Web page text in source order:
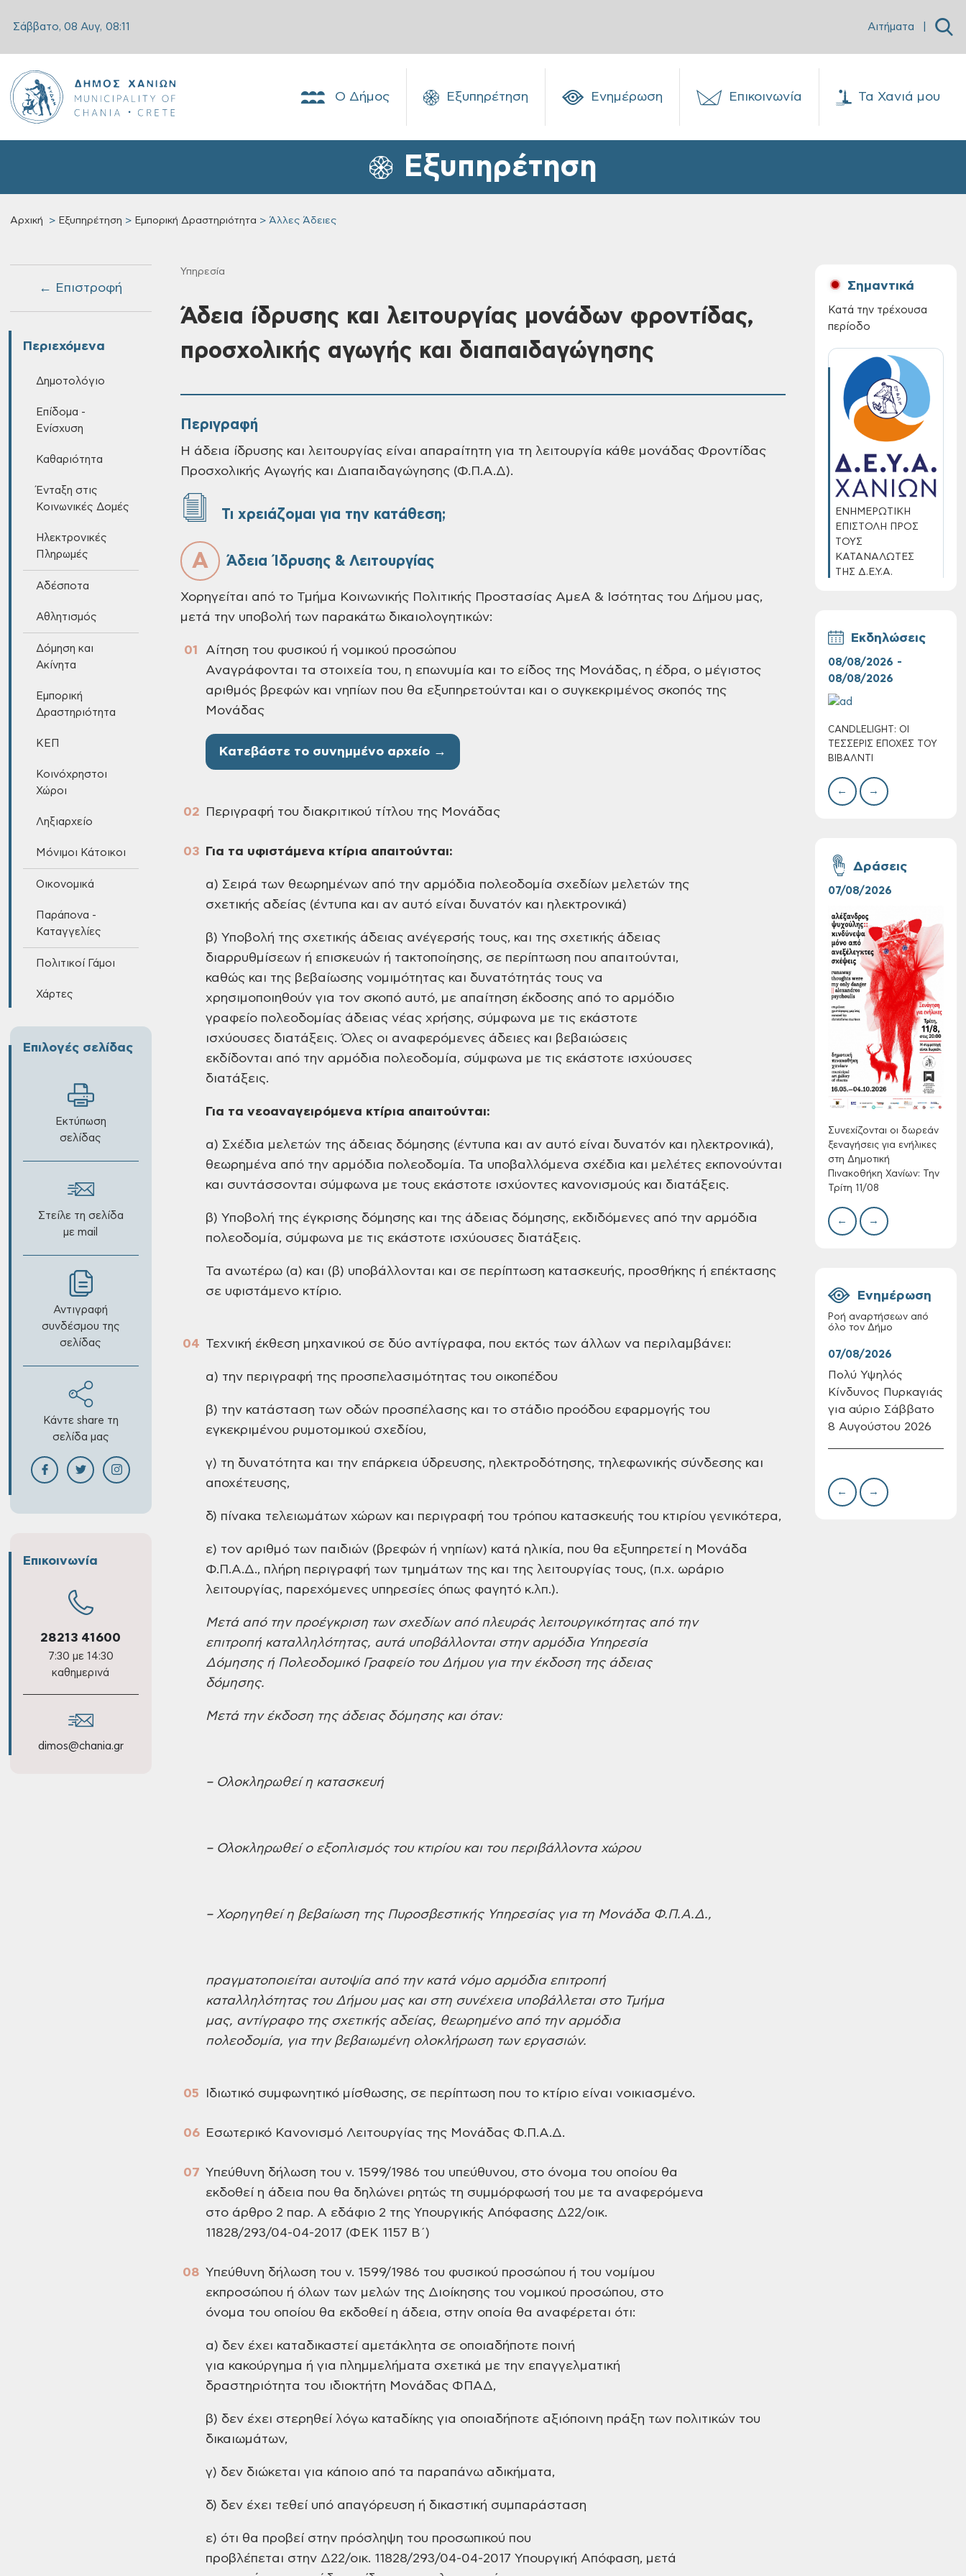
Σάββατο, 08 Αυγ, 08:11 Αιτήματα
Ο Δήμος Εξυπηρέτηση Ενημέρωση Επικοινωνία Τα Χανιά μου
Εξυπηρέτηση
Αρχική Εξυπηρέτηση Εμπορική Δραστηριότητα Άλλες Άδειες
← Επιστροφή
Περιεχόμενα
Δημοτολόγιο
Επίδομα -
Ενίσχυση
Καθαριότητα
Ένταξη στις
Κοινωνικές Δομές
Ηλεκτρονικές
Πληρωμές
Αδέσποτα
Αθλητισμός
Δόμηση και
Ακίνητα
Εμπορική
Δραστηριότητα
ΚΕΠ
Κοινόχρηστοι
Χώροι
Ληξιαρχείο
Μόνιμοι Κάτοικοι
Οικονομικά
Παράπονα -
Καταγγελίες
Πολιτικοί Γάμοι
Χάρτες
Επιλογές σελίδας
Εκτύπωση
σελίδας
Στείλε τη σελίδα
με mail
Αντιγραφή
συνδέσμου της
σελίδας
Κάντε share τη
σελίδα μας
Επικοινωνία
28213 41600
7:30 με 14:30
καθημερινά
dimos@chania.gr
Υπηρεσία
Άδεια ίδρυσης και λειτουργίας μονάδων φροντίδας,
προσχολικής αγωγής και διαπαιδαγώγησης
Περιγραφή
Η άδεια ίδρυσης και λειτουργίας είναι απαραίτητη για τη λειτουργία κάθε μονάδας Φροντίδας
Προσχολικής Αγωγής και Διαπαιδαγώγησης (Φ.Π.Α.Δ).
Τι χρειάζομαι για την κατάθεση;
Α Άδεια Ίδρυσης & Λειτουργίας
Χορηγείται από το Τμήμα Κοινωνικής Πολιτικής Προστασίας ΑμεΑ & Ισότητας του Δήμου μας,
μετά την υποβολή των παρακάτω δικαιολογητικών:
Αίτηση του φυσικού ή νομικού προσώπου
Αναγράφονται τα στοιχεία του, η επωνυμία και το είδος της Μονάδας, η έδρα, ο μέγιστος
αριθμός βρεφών και νηπίων που θα εξυπηρετούνται και ο συγκεκριμένος σκοπός της
Μονάδας
Κατεβάστε το συνημμένο αρχείο →
Περιγραφή του διακριτικού τίτλου της Μονάδας
Για τα υφιστάμενα κτίρια απαιτούνται:
α) Σειρά των θεωρημένων από την αρμόδια πολεοδομία σχεδίων μελετών της
σχετικής αδείας (έντυπα και αν αυτό είναι δυνατόν και ηλεκτρονικά)
β) Υποβολή της σχετικής άδειας ανέγερσής τους, και της σχετικής άδειας
διαρρυθμίσεων ή επισκευών ή τακτοποίησης, σε περίπτωση που απαιτούνται,
καθώς και της βεβαίωσης νομιμότητας και δυνατότητάς τους να
χρησιμοποιηθούν για τον σκοπό αυτό, με απαίτηση έκδοσης από το αρμόδιο
γραφείο πολεοδομίας άδειας νέας χρήσης, σύμφωνα με τις εκάστοτε
ισχύουσες διατάξεις. Όλες οι αναφερόμενες άδειες και βεβαιώσεις
εκδίδονται από την αρμόδια πολεοδομία, σύμφωνα με τις εκάστοτε ισχύουσες
διατάξεις.
Για τα νεοαναγειρόμενα κτίρια απαιτούνται:
α) Σχέδια μελετών της άδειας δόμησης (έντυπα και αν αυτό είναι δυνατόν και ηλεκτρονικά),
θεωρημένα από την αρμόδια πολεοδομία. Τα υποβαλλόμενα σχέδια και μελέτες εκπονούνται
και συντάσσονται σύμφωνα με τους εκάστοτε ισχύοντες κανονισμούς και διατάξεις.
β) Υποβολή της έγκρισης δόμησης και της άδειας δόμησης, εκδιδόμενες από την αρμόδια
πολεοδομία, σύμφωνα με τις εκάστοτε ισχύουσες διατάξεις.
Τα ανωτέρω (α) και (β) υποβάλλονται και σε περίπτωση κατασκευής, προσθήκης ή επέκτασης
σε υφιστάμενο κτίριο.
Τεχνική έκθεση μηχανικού σε δύο αντίγραφα, που εκτός των άλλων να περιλαμβάνει:
α) την περιγραφή της προσπελασιμότητας του οικοπέδου
β) την κατάσταση των οδών προσπέλασης και το στάδιο προόδου εφαρμογής του
εγκεκριμένου ρυμοτομικού σχεδίου,
γ) τη δυνατότητα και την επάρκεια ύδρευσης, ηλεκτροδότησης, τηλεφωνικής σύνδεσης και
αποχέτευσης,
δ) πίνακα τελειωμάτων χώρων και περιγραφή του τρόπου κατασκευής του κτιρίου γενικότερα,
ε) τον αριθμό των παιδιών (βρεφών ή νηπίων) κατά ηλικία, που θα εξυπηρετεί η Μονάδα
Φ.Π.Α.Δ., πλήρη περιγραφή των τμημάτων της και της λειτουργίας τους, (π.χ. ωράριο
λειτουργίας, παρεχόμενες υπηρεσίες όπως φαγητό κ.λπ.).
Μετά από την προέγκριση των σχεδίων από πλευράς λειτουργικότητας από την
επιτροπή καταλληλότητας, αυτά υποβάλλονται στην αρμόδια Υπηρεσία
Δόμησης ή Πολεοδομικό Γραφείο του Δήμου για την έκδοση της άδειας
δόμησης.
Μετά την έκδοση της άδειας δόμησης και όταν:
– Ολοκληρωθεί η κατασκευή
– Ολοκληρωθεί ο εξοπλισμός του κτιρίου και του περιβάλλοντα χώρου
– Χορηγηθεί η βεβαίωση της Πυροσβεστικής Υπηρεσίας για τη Μονάδα Φ.Π.Α.Δ.,
πραγματοποιείται αυτοψία από την κατά νόμο αρμόδια επιτροπή
καταλληλότητας του Δήμου μας και στη συνέχεια υποβάλλεται στο Τμήμα
μας, αντίγραφο της σχετικής αδείας, θεωρημένο από την αρμόδια
πολεοδομία, για την βεβαιωμένη ολοκλήρωση των εργασιών.
Ιδιωτικό συμφωνητικό μίσθωσης, σε περίπτωση που το κτίριο είναι νοικιασμένο.
Εσωτερικό Κανονισμό Λειτουργίας της Μονάδας Φ.Π.Α.Δ.
Υπεύθυνη δήλωση του ν. 1599/1986 του υπεύθυνου, στο όνομα του οποίου θα
εκδοθεί η άδεια που θα δηλώνει ρητώς τη συμμόρφωσή του με τα αναφερόμενα
στο άρθρο 2 παρ. Α εδάφιο 2 της Υπουργικής Απόφασης Δ22/οικ.
11828/293/04-04-2017 (ΦΕΚ 1157 Β΄)
Υπεύθυνη δήλωση του ν. 1599/1986 του φυσικού προσώπου ή του νομίμου
εκπροσώπου ή όλων των μελών της Διοίκησης του νομικού προσώπου, στο
όνομα του οποίου θα εκδοθεί η άδεια, στην οποία θα αναφέρεται ότι:
α) δεν έχει καταδικαστεί αμετάκλητα σε οποιαδήποτε ποινή
για κακούργημα ή για πλημμελήματα σχετικά με την επαγγελματική
δραστηριότητα του ιδιοκτήτη Μονάδας ΦΠΑΔ,
β) δεν έχει στερηθεί λόγω καταδίκης για οποιαδήποτε αξιόποινη πράξη των πολιτικών του
δικαιωμάτων,
γ) δεν διώκεται για κάποιο από τα παραπάνω αδικήματα,
δ) δεν έχει τεθεί υπό απαγόρευση ή δικαστική συμπαράσταση
ε) ότι θα προβεί στην πρόσληψη του προσωπικού που
προβλέπεται στην Δ22/οικ. 11828/293/04-04-2017 Υπουργική Απόφαση, μετά
Σημαντικά
Κατά την τρέχουσα
περίοδο
ΕΝΗΜΕΡΩΤΙΚΗ
ΕΠΙΣΤΟΛΗ ΠΡΟΣ
ΤΟΥΣ
ΚΑΤΑΝΑΛΩΤΕΣ
ΤΗΣ Δ.Ε.Υ.Α.
Πολύ Υψηλός
Κίνδυνος Πυρκαγιάς
Αυγούστου 2026
Συνεχίζονται οι
δωρεάν ξεναγήσεις
για ενήλικες στη
Δημοτική
Πινακοθήκη Χανίων:
Την Τρίτη 11/08
Τακτική συνεδρίαση
Επαναλειτουργία
του συστήματος
SeaTrac στην
Εκδηλώσεις
08/08/2026 -
08/08/2026
CANDLELIGHT: ΟΙ
ΤΕΣΣΕΡΙΣ ΕΠΟΧΕΣ ΤΟΥ
ΒΙΒΑΛΝΤΙ
← →
Δράσεις
07/08/2026
Συνεχίζονται οι δωρεάν
ξεναγήσεις για ενήλικες
στη Δημοτική
Πινακοθήκη Χανίων: Την
Τρίτη 11/08
← →
Ενημέρωση
Ροή αναρτήσεων από
όλο τον Δήμο
07/08/2026
Πολύ Υψηλός
Κίνδυνος Πυρκαγιάς
για αύριο Σάββατο
8 Αυγούστου 2026
← →